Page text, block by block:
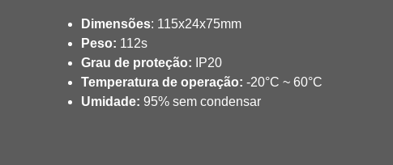
Dimensões: 115x24x75mm
Peso: 112s
Grau de proteção: IP20
Temperatura de operação: -20°C ~ 60°C
Umidade: 95% sem condensar